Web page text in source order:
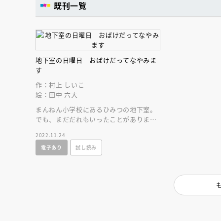
既刊一覧
地下室の日曜日 おばけだってなやみま
す
作：村上 しいこ
絵：田中 六大
まんねん小学校にあるひみつの地下室。
でも、まだだれもいったことがありませ
られちゃうから！
2022.11.24
電子あり
試し読み
と担当編集
応募締切